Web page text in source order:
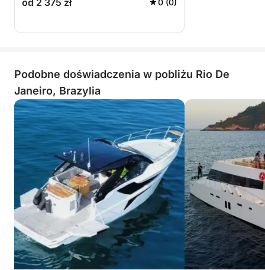
od 2 375 zł 0 (0)
Podobne doświadczenia w pobliżu Rio De
Janeiro, Brazylia